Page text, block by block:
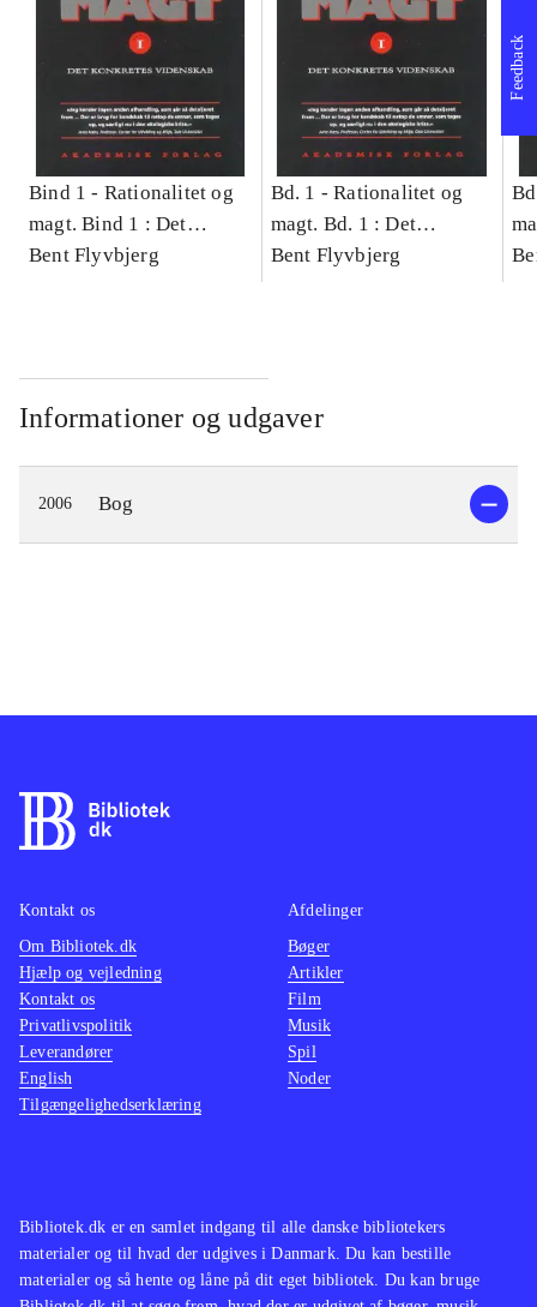
Bind 1 - Rationalitet og
magt. Bind 1 : Det
konkretes videnskab
Bent Flyvbjerg
Bd. 1 -Rationalitet og
magt. Bd. 1 : Det
konkretes videnskab
Bent Flyvbjerg
Informationer og udgaver
2006 Bog
Feedback
Bibliotek.dk er en samlet indgang til alle danske bibliotekers
materialer og til hvad der udgives i Danmark. Du kan bestille
materialer og så hente og låne på dit eget bibliotek. Du kan bruge
Kontakt os
Om Bibliotek.dk
Hjælp og vejledning
Kontakt os
Privatlivspolitik
Leverandører
English
Tilgængelighedserklæring
Afdelinger
Bøger
Artikler
Film
Musik
Spil
Noder